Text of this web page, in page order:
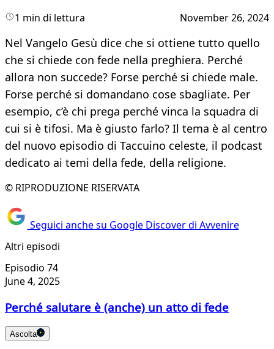
1 min di lettura November 26, 2024
Nel Vangelo Gesù dice che si ottiene tutto quello
che si chiede con fede nella preghiera. Perché
allora non succede? Forse perché si chiede male.
Forse perché si domandano cose sbagliate. Per
esempio, c’è chi prega perché vinca la squadra di
cui si è tifosi. Ma è giusto farlo? Il tema è al centro
del nuovo episodio di Taccuino celeste, il podcast
dedicato ai temi della fede, della religione.
© RIPRODUZIONE RISERVATA
Seguici anche su Google Discover di Avvenire
Altri episodi
Episodio 74
June 4, 2025
Perché salutare è (anche) un atto di fede
Ascolta